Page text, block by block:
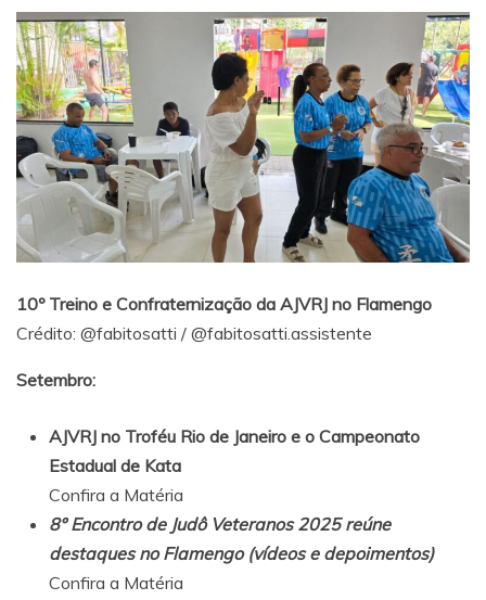
10º Treino e Confraternização da AJVRJ no Flamengo
Crédito: @fabitosatti / @fabitosatti.assistente
Setembro:
AJVRJ no Troféu Rio de Janeiro e o Campeonato
Estadual de Kata
Confira a Matéria
8º Encontro de Judô Veteranos 2025 reúne
destaques no Flamengo (vídeos e depoimentos)
Confira a Matéria